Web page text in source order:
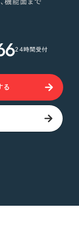
機能面まで
24時間受付
る